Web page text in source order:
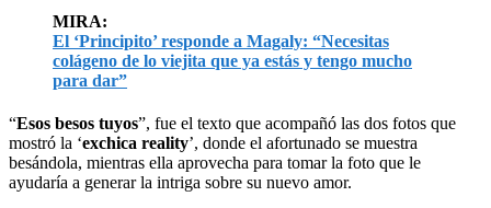
MIRA:
El ‘Principito’ responde a Magaly: “Necesitas
colágeno de lo viejita que ya estás y tengo mucho
para dar”
“Esos besos tuyos”, fue el texto que acompañó las dos fotos que
mostró la ‘exchica reality’, donde el afortunado se muestra
besándola, mientras ella aprovecha para tomar la foto que le
ayudaría a generar la intriga sobre su nuevo amor.